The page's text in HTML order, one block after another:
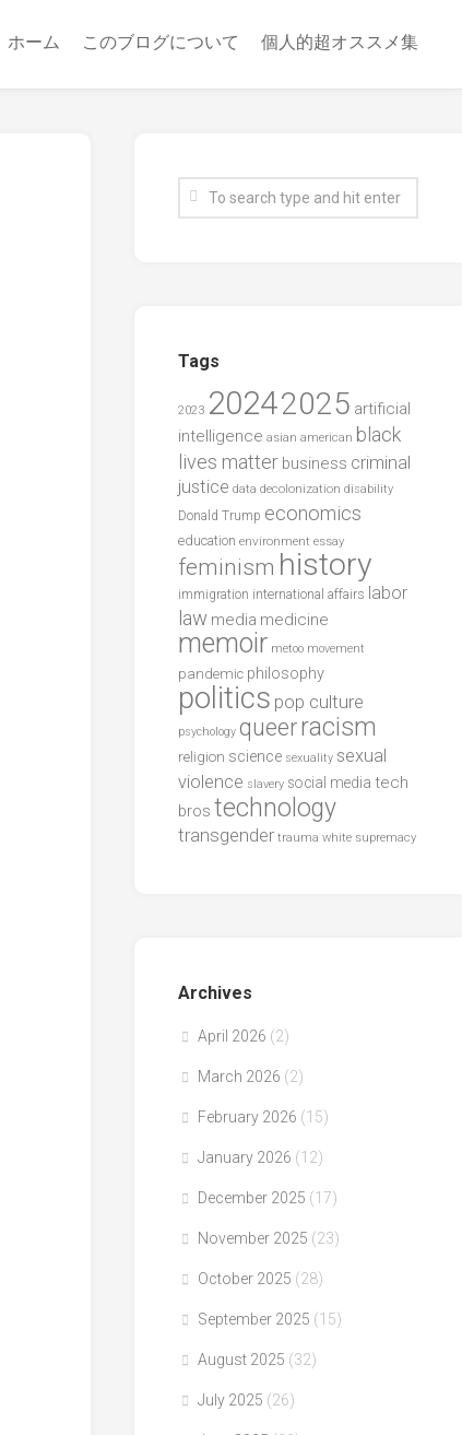
ホーム このブログについて 個人的超オススメ集
Tags
2023 20242025 artificial
intelligence asian american black
lives matter business criminal
justice data decolonization disability
Donald Trump economics
education environment essay
feminism history
immigration international affairs labor
law media medicine
memoir metoo movement
pandemic philosophy
politics pop culture
psychology queerracism
religion science sexuality sexual
violence slavery social media tech
bros technology
transgender trauma white supremacy
Archives
April 2026 (2)
March 2026 (2)
February 2026 (15)
January 2026 (12)
December 2025 (17)
November 2025 (23)
October 2025 (28)
September 2025 (15)
August 2025 (32)
July 2025 (26)